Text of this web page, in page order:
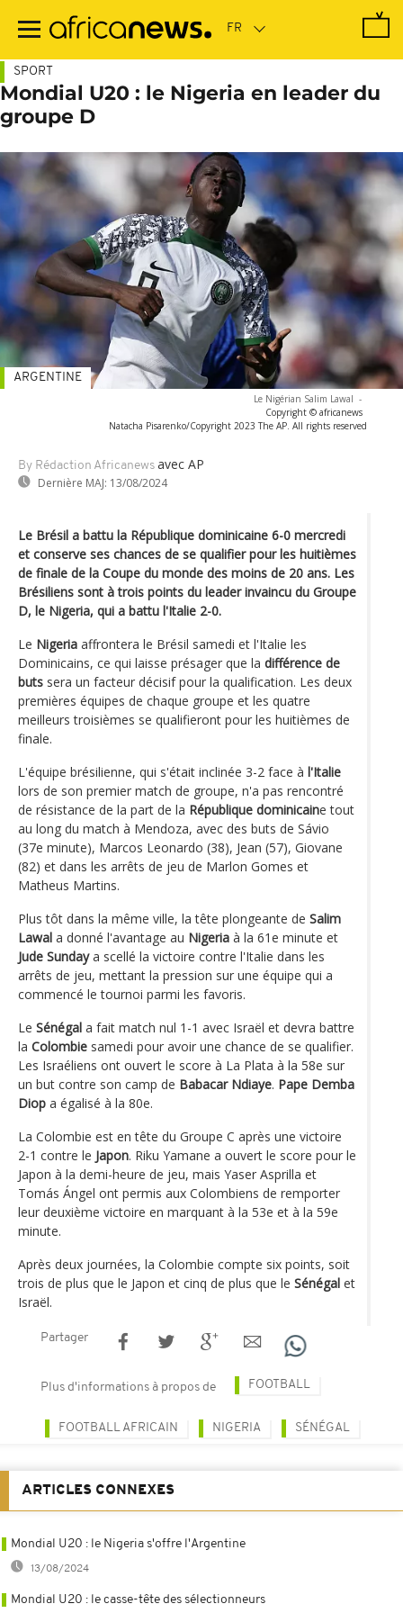
contenu
SPORT
Mondial U20 : le Nigeria en leader du
groupe D
Le Nigérian Salim Lawal -
Copyright © africanews
Natacha Pisarenko/Copyright 2023 The AP. All rights reserved
By Rédaction Africanews avec AP
Dernière MAJ: 13/08/2024
ARGENTINE
Le Brésil a battu la République dominicaine 6-0 mercredi
et conserve ses chances de se qualifier pour les huitièmes
de finale de la Coupe du monde des moins de 20 ans. Les
Brésiliens sont à trois points du leader invaincu du Groupe
D, le Nigeria, qui a battu l'Italie 2-0.
Le Nigeria affrontera le Brésil samedi et l'Italie les
Dominicains, ce qui laisse présager que la différence de
buts sera un facteur décisif pour la qualification. Les deux
premières équipes de chaque groupe et les quatre
meilleurs troisièmes se qualifieront pour les huitièmes de
finale.
L'équipe brésilienne, qui s'était inclinée 3-2 face à l'Italie
lors de son premier match de groupe, n'a pas rencontré
de résistance de la part de la République dominicaine tout
au long du match à Mendoza, avec des buts de Sávio
(37e minute), Marcos Leonardo (38), Jean (57), Giovane
(82) et dans les arrêts de jeu de Marlon Gomes et
Matheus Martins.
Plus tôt dans la même ville, la tête plongeante de Salim
Lawal a donné l'avantage au Nigeria à la 61e minute et
Jude Sundaya scellé la victoire contre l'Italie dans les
arrêts de jeu, mettant la pression sur une équipe qui a
commencé le tournoi parmi les favoris.
Le Sénégal a fait match nul 1-1 avec Israël et devra battre
la Colombie samedi pour avoir une chance de se qualifier.
Les Israéliens ont ouvert le score à La Plata à la 58e sur
un but contre son camp de Babacar Ndiaye. Pape Demba
Diop a égalisé à la 80e.
La Colombie est en tête du Groupe C après une victoire
2-1 contre le Japon. Riku Yamane a ouvert le score pour le
Japon à la demi-heure de jeu, mais Yaser Asprilla et
Tomás Ángel ont permis aux Colombiens de remporter
leur deuxième victoire en marquant à la 53e et à la 59e
minute.
Après deux journées, la Colombie compte six points, soit
trois de plus que le Japon et cinq de plus que le Sénégal et
Israël.
Partager
Plus d'informations à propos de FOOTBALL
FOOTBALL AFRICAIN NIGERIA SÉNÉGAL
ARTICLES CONNEXES
Mondial U20 : le Nigeria s'offre l'Argentine
13/08/2024
Mondial U20 : le casse-tête des sélectionneurs